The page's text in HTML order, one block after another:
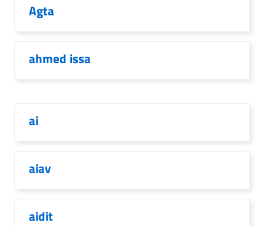
Agta
ahmed issa
ai
aiav
aidit